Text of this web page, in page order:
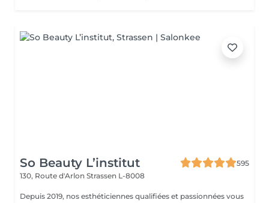
So Beauty L’institut
595
130, Route d'Arlon Strassen L-8008
Depuis 2019, nos esthéticiennes qualifiées et passionnées vous